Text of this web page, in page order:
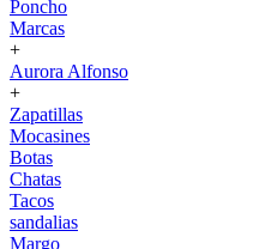
Poncho
Marcas
+
Aurora Alfonso
+
Zapatillas
Mocasines
Botas
Chatas
Tacos
sandalias
Margo